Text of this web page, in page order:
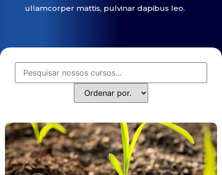
ullamcorper mattis, pulvinar dapibus leo.